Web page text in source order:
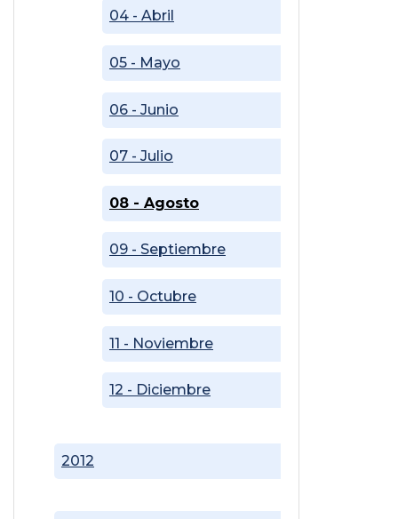
2012
04 - Abril
05 - Mayo
06 - Junio
07 - Julio
08 - Agosto
09 - Septiembre
10 - Octubre
11 - Noviembre
12 - Diciembre